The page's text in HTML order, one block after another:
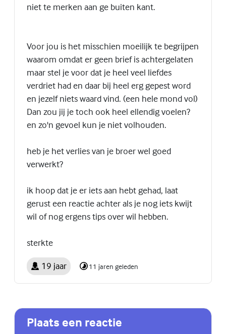
niet te merken aan ge buiten kant.
Voor jou is het misschien moeilijk te begrijpen
waarom omdat er geen brief is achtergelaten
maar stel je voor dat je heel veel liefdes
verdriet had en daar bij heel erg gepest word
en jezelf niets waard vind. (een hele mond vol)
Dan zou jij je toch ook heel ellendig voelen?
en zo'n gevoel kun je niet volhouden.
heb je het verlies van je broer wel goed
verwerkt?
ik hoop dat je er iets aan hebt gehad, laat
gerust een reactie achter als je nog iets kwijt
wil of nog ergens tips over wil hebben.
sterkte
19 jaar 11 jaren geleden
Plaats een reactie